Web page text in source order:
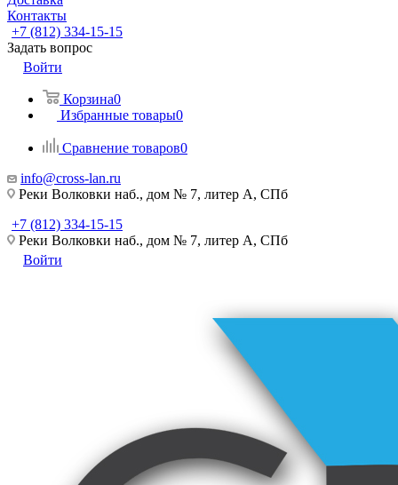
Контакты
+7 (812) 334-15-15
Задать вопрос
Войти
Корзина0
Избранные товары0
Сравнение товаров0
info@cross-lan.ru
Реки Волковки наб., дом № 7, литер А, СПб
+7 (812) 334-15-15
Реки Волковки наб., дом № 7, литер А, СПб
Войти